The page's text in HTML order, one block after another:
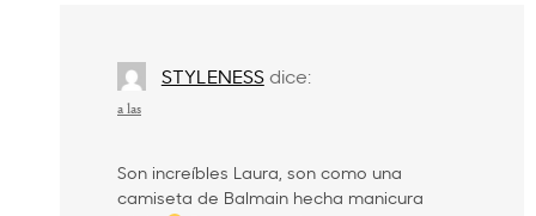
STYLENESS dice:
a las
Son increíbles Laura, son como una
camiseta de Balmain hecha manicura